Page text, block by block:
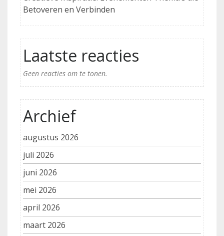
Betoveren en Verbinden
Laatste reacties
Geen reacties om te tonen.
Archief
augustus 2026
juli 2026
juni 2026
mei 2026
april 2026
maart 2026